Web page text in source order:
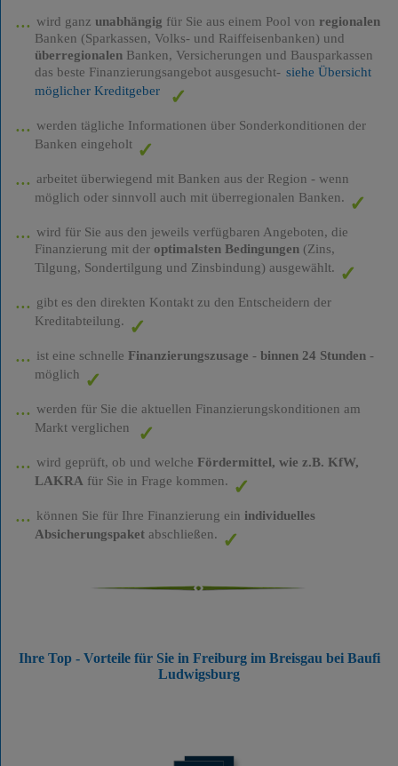
wird ganz unabhängig für Sie aus einem Pool von regionalen
Banken (Sparkassen, Volks- und Raiffeisenbanken) und
überregionalenBanken, Versicherungen und Bausparkassen
das beste Finanzierungsangebot ausgesucht- siehe Übersicht
möglicher Kreditgeber
werden tägliche Informationen über Sonderkonditionen der
Banken eingeholt
arbeitet überwiegend mit Banken aus der Region - wenn
möglich oder sinnvoll auch mit überregionalen Banken.
wird für Sie aus den jeweils verfügbaren Angeboten, die
Finanzierung mit der optimalsten Bedingungen(Zins,
Tilgung, Sondertilgung und Zinsbindung) ausgewählt.
gibt es den direkten Kontakt zu den Entscheidern der
Kreditabteilung.
ist eine schnelle Finanzierungszusage - binnen 24 Stunden-
möglich
werden für Sie die aktuellen Finanzierungskonditionen am
Markt verglichen
wird geprüft, ob und welche Fördermittel, wie z.B. KfW,
LAKRA für Sie in Frage kommen.
können Sie für Ihre Finanzierung ein individuelles
Absicherungspaketabschließen.
Ihre Top - Vorteile für Sie in Freiburg im Breisgau bei Baufi
Ludwigsburg